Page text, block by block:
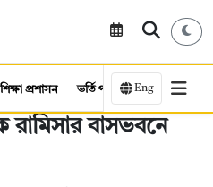
শিক্ষা প্রশাসন ভর্তি পরীক্ষা কর্মসংস্থান
Eng
রামিসার বাসভবনে